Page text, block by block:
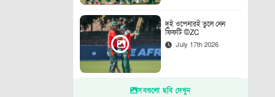
দুই ওপেনারই তুলে নেন
ফিফটি ©ZC
July 17th 2026
সবগুলো ছবি দেখুন